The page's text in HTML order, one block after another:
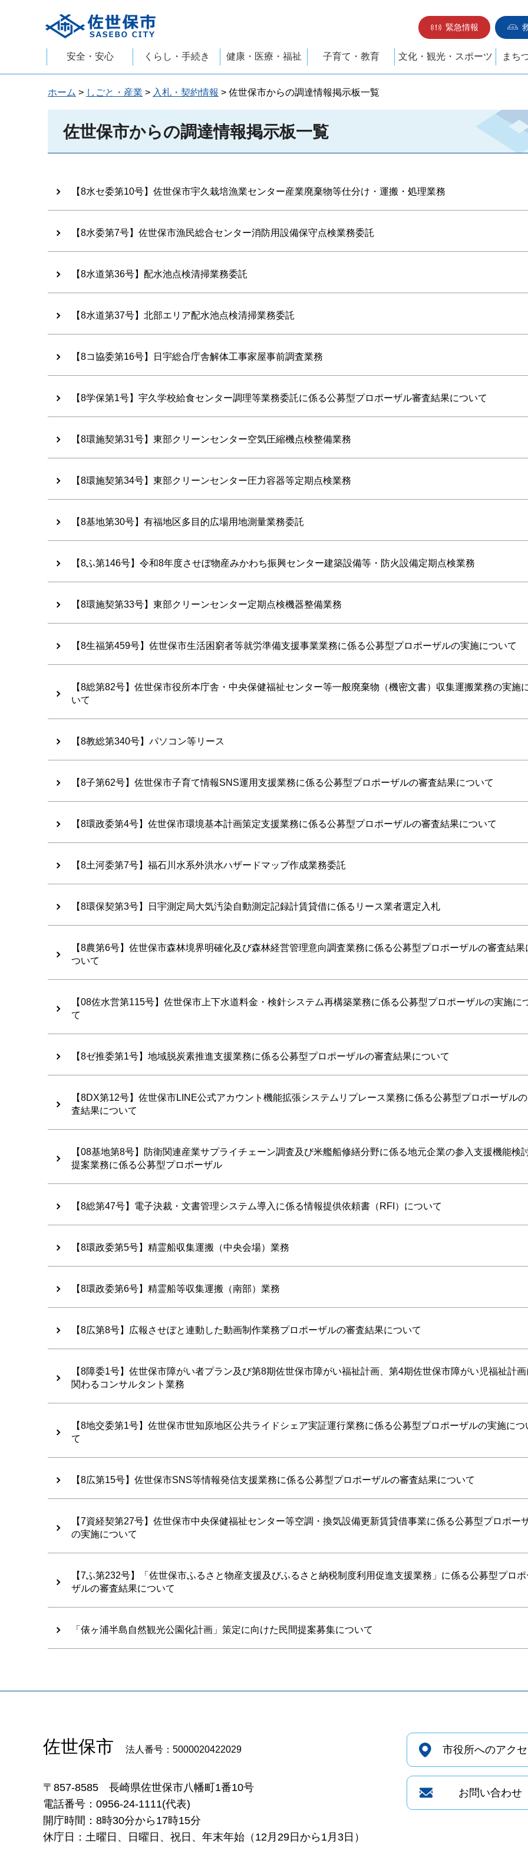
佐世保市
緊急情報
安全・安心 くらし・手続き 健康・医療・福祉 子育て・教育 文化・観光・スポーツ まち
ホーム > しごと・産業 > 入札・契約情報 > 佐世保市からの調達情報掲示板一覧
佐世保市からの調達情報掲示板一覧
【8水セ委第10号】佐世保市宇久栽培漁業センター産業廃棄物等仕分け・運搬・処理業務
【8水委第7号】佐世保市漁民総合センター消防用設備保守点検業務委託
【8水道第36号】配水池点検清掃業務委託
【8水道第37号】北部エリア配水池点検清掃業務委託
【8コ協委第16号】日宇総合庁舎解体工事家屋事前調査業務
【8学保第1号】宇久学校給食センター調理等業務委託に係る公募型プロポーザル審査結果について
【8環施契第31号】東部クリーンセンター空気圧縮機点検整備業務
【8環施契第34号】東部クリーンセンター圧力容器等定期点検業務
【8基地第30号】有福地区多目的広場用地測量業務委託
【8ふ第146号】令和8年度させぼ物産みかわち振興センター建築設備等・防火設備定期点検業務
【8環施契第33号】東部クリーンセンター定期点検機器整備業務
【8生福第459号】佐世保市生活困窮者等就労準備支援事業業務に係る公募型プロポーザルの実施について
【8総第82号】佐世保市役所本庁舎・中央保健福祉センター等一般廃棄物（機密文書）収集運搬業務の実施
いて
【8教総第340号】パソコン等リース
【8子第62号】佐世保市子育て情報SNS運用支援業務に係る公募型プロポーザルの審査結果について
【8環政委第4号】佐世保市環境基本計画策定支援業務に係る公募型プロポーザルの審査結果について
【8土河委第7号】福石川水系外洪水ハザードマップ作成業務委託
【8環保契第3号】日宇測定局大気汚染自動測定記録計賃貸借に係るリース業者選定入札
【8農第6号】佐世保市森林境界明確化及び森林経営管理意向調査業務に係る公募型プロポーザルの審査結果
ついて
【08佐水営第115号】佐世保市上下水道料金・検針システム再構築業務に係る公募型プロポーザルの実施に
て
【8ゼ推委第1号】地域脱炭素推進支援業務に係る公募型プロポーザルの審査結果について
【8DX第12号】佐世保市LINE公式アカウント機能拡張システムリプレース業務に係る公募型プロポーザル
査結果について
【08基地第8号】防衛関連産業サプライチェーン調査及び米艦船修繕分野に係る地元企業の参入支援機能検
提案業務に係る公募型プロポーザル
【8総第47号】電子決裁・文書管理システム導入に係る情報提供依頼書（RFI）について
【8環政委第5号】精霊船収集運搬（中央会場）業務
【8環政委第6号】精霊船等収集運搬（南部）業務
【8広第8号】広報させぼと連動した動画制作業務プロポーザルの審査結果について
【8障委1号】佐世保市障がい者プラン及び第8期佐世保市障がい福祉計画、第4期佐世保市障がい児福祉計画
関わるコンサルタント業務
【8地交委第1号】佐世保市世知原地区公共ライドシェア実証運行業務に係る公募型プロポーザルの実施につ
て
【8広第15号】佐世保市SNS等情報発信支援業務に係る公募型プロポーザルの審査結果について
【7資経契第27号】佐世保市中央保健福祉センター等空調・換気設備更新賃貸借事業に係る公募型プロポー
の実施について
【7ふ第232号】「佐世保市ふるさと物産支援及びふるさと納税制度利用促進支援業務」に係る公募型プロポ
ザルの審査結果について
「俵ヶ浦半島自然観光公園化計画」策定に向けた民間提案募集について
佐世保市 法人番号：5000020422029
〒857-8585 長崎県佐世保市八幡町1番10号
電話番号：0956-24-1111(代表)
開庁時間：8時30分から17時15分
休庁日：土曜日、日曜日、祝日、年末年始（12月29日から1月3日）
市役所へのアク
お問い合わせ